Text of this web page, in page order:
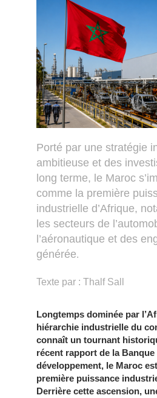
Porté par une stratégie
ambitieuse et des
long terme, le Maroc
comme la première
industrielle d’Afrique,
les secteurs de
l’aéronautique et des
générée.
Texte par : Thalf Sall
Longtemps dominée par
hiérarchie industrielle du
connaît un tournant
récent rapport de la
développement, le Maroc
première puissance
Derrière cette ascension,